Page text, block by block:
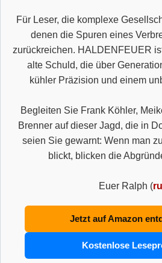
Für Leser, die komplexe
denen die Spuren eines
zurückreichen. HALDENFEUER
alte Schuld, die über
kühler Präzision und einem
Begleiten Sie Frank Köhler,
Brenner auf dieser Jagd, die in
seien Sie gewarnt: Wenn man
blickt, blicken die
Euer Ralph (
Jetzt auf Amazon
Kostenlose